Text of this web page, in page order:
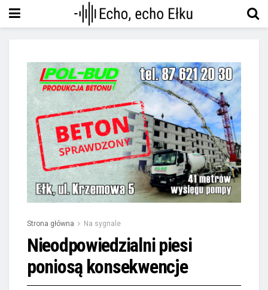
Strona główna Na sygnale
Nieodpowiedzialni piesi
poniosą konsekwencje